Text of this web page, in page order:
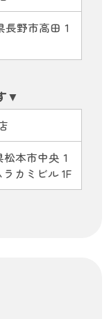
長野市高田１
松本市中央１
カミビル 1F